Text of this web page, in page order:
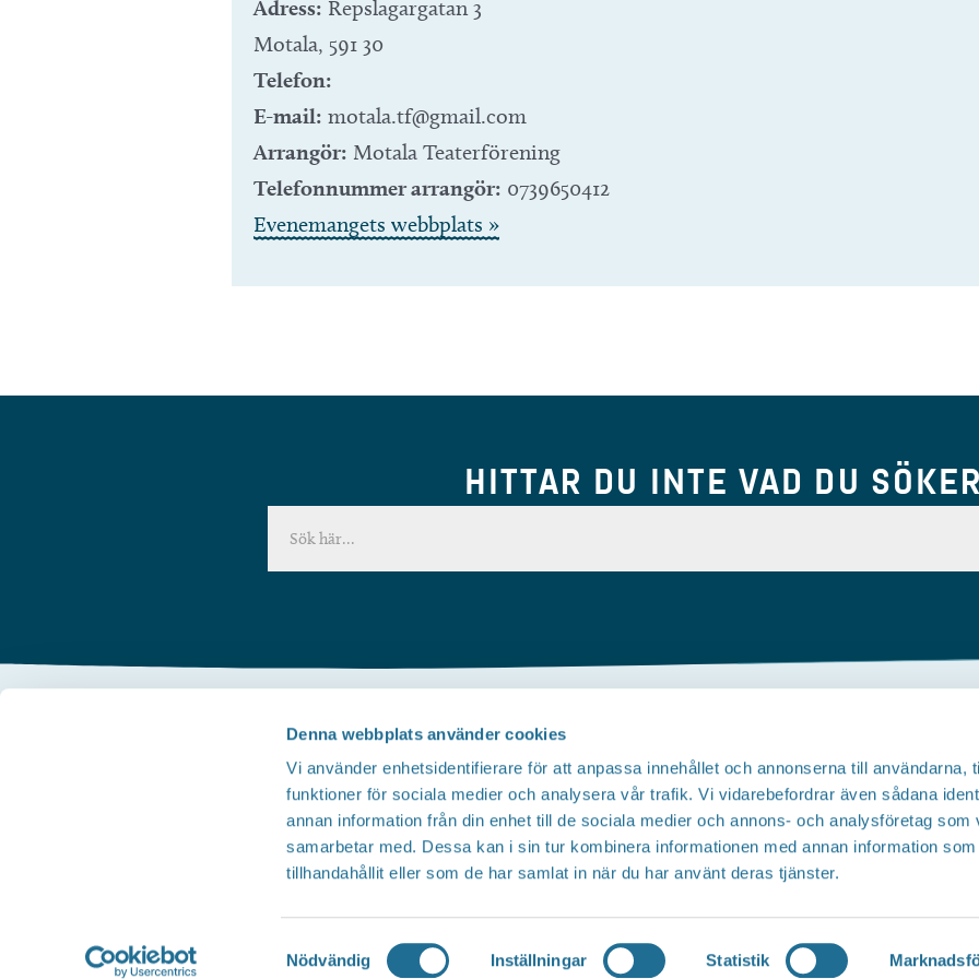
Denna webbplats använder cookies
Vi använder enhetsidentifierare för att anpassa innehållet och annonserna till användarna,
funktioner för sociala medier och analysera vår trafik. Vi vidarebefordrar även sådana
annan information från din enhet till de sociala medier och annons- och analysföretag som
samarbetar med. Dessa kan i sin tur kombinera informationen med annan information
tillhandahållit eller som de har samlat in när du har använt deras tjänster.
Samtyckesval
Nödvändig Inställningar Statistik
Adress: Repslagargatan 3
Motala, 591 30
Telefon:
E-mail: motala.tf@gmail.com
Arrangör: Motala Teaterförening
Telefonnummer arrangör: 0739650412
Evenemangets webbplats »
HITTAR DU INTE VAD DU
Om webbplatsen
Tillgänglighetsredogörelse
Integritetspolicy